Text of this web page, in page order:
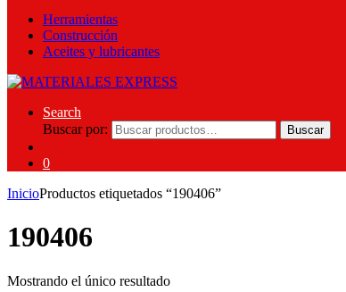
Herramientas
Construcción
Aceites y lubricantes
Search
Buscar por:
Buscar
0
InicioProductos etiquetados “190406”
190406
Mostrando el único resultado